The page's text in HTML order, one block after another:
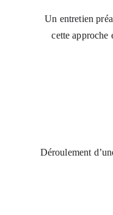
Un entretien
cette approche
Déroulement